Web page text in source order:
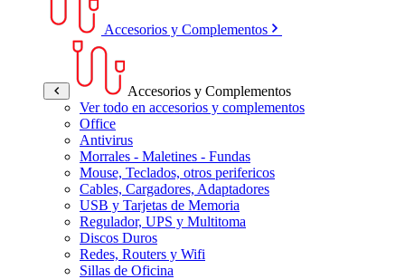
Accesorios y Complementos
Accesorios y Complementos
Ver todo en accesorios y complementos
Office
Antivirus
Morrales - Maletines - Fundas
Mouse, Teclados, otros perifericos
Cables, Cargadores, Adaptadores
USB y Tarjetas de Memoria
Regulador, UPS y Multitoma
Discos Duros
Redes, Routers y Wifi
Sillas de Oficina